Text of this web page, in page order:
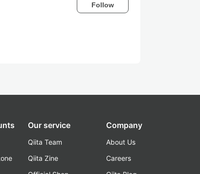
Follow
Our service
Qiita Team
Qiita Zine
Company
About Us
Careers